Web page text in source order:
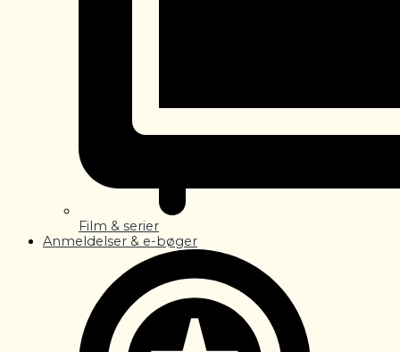
Film & serier
Anmeldelser & e-bøger